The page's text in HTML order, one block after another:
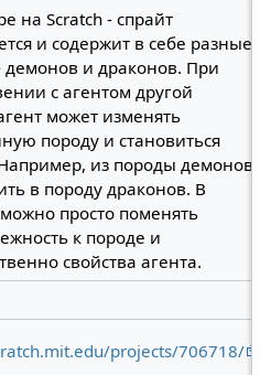
на Scratch - cпрайт
и содержит в себе разные
демонов и драконов. При
с агентом другой
может изменять
породу и становиться
из породы демонов
в породу драконов. В
просто поменять
к породе и
свойства агента.
projects/706718/